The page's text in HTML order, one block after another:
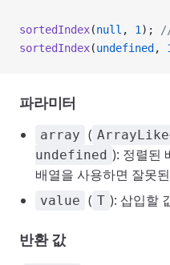
sortedIndex(null , 1 );
sortedIndex(undefined ,
파라미터
array (
undefined ): 정렬된
배열을 사용하면 잘못
value ( T ): 삽입할
반환 값